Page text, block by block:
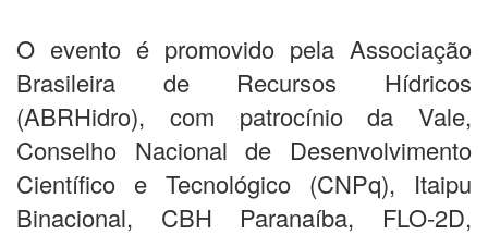
O evento é promovido pela Associação
Brasileira de Recursos Hídricos
(ABRHidro), com patrocínio da Vale,
Conselho Nacional de Desenvolvimento
Científico e Tecnológico (CNPq), Itaipu
Binacional, CBH Paranaíba, FLO-2D,